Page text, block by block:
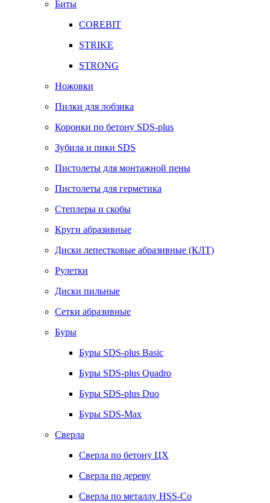
Биты
COREBIT
STRIKE
STRONG
Ножовки
Пилки для лобзика
Коронки по бетону SDS-plus
Зубила и пики SDS
Пистолеты для монтажной пены
Пистолеты для герметика
Степлеры и скобы
Круги абразивные
Диски лепестковые абразивные (КЛТ)
Рулетки
Диски пильные
Сетки абразивные
Буры
Буры SDS-plus Basic
Буры SDS-plus Quadro
Буры SDS-plus Duo
Буры SDS-Max
Сверла
Сверла по бетону ЦХ
Сверла по дереву
Сверла по металлу HSS-Co